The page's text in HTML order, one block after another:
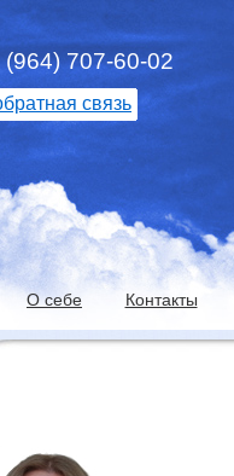
707-60-02
связь
О себе Контакты